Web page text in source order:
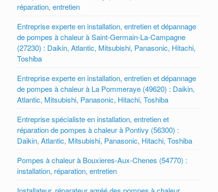
réparation, entretien
Entreprise experte en installation, entretien et dépannage
de pompes à chaleur à Saint-Germain-La-Campagne
(27230) : Daikin, Atlantic, Mitsubishi, Panasonic, Hitachi,
Toshiba
Entreprise experte en installation, entretien et dépannage
de pompes à chaleur à La Pommeraye (49620) : Daikin,
Atlantic, Mitsubishi, Panasonic, Hitachi, Toshiba
Entreprise spécialiste en installation, entretien et
réparation de pompes à chaleur à Pontivy (56300) :
Daikin, Atlantic, Mitsubishi, Panasonic, Hitachi, Toshiba
Pompes à chaleur à Bouxieres-Aux-Chenes (54770) :
installation, réparation, entretien